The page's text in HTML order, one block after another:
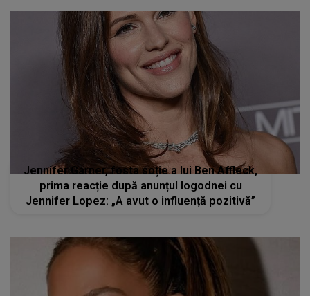
Jennifer Garner, fosta soție a lui Ben Affleck,
prima reacție după anunțul logodnei cu
Jennifer Lopez: „A avut o influență pozitivă”